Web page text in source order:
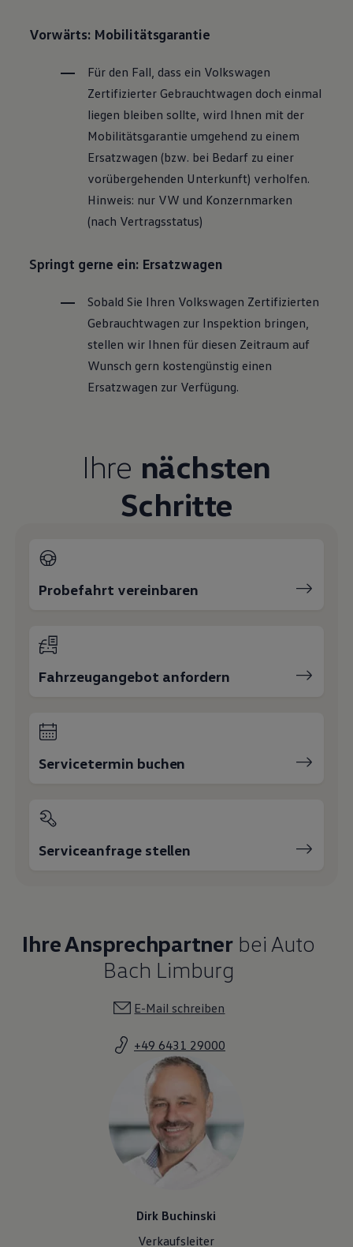
Vorwärts: Mobilitätsgarantie
Für den Fall, dass ein Volkswagen
Zertifizierter Gebrauchtwagen doch einmal
liegen bleiben sollte, wird Ihnen mit der
Mobilitätsgarantie umgehend zu einem
Ersatzwagen (bzw. bei Bedarf zu einer
vorübergehenden Unterkunft) verholfen.
Hinweis: nur VW und Konzernmarken
(nach Vertragsstatus)
Springt gerne ein: Ersatzwagen
Sobald Sie Ihren Volkswagen Zertifizierten
Gebrauchtwagen zur Inspektion bringen,
stellen wir Ihnen für diesen Zeitraum auf
Wunsch gern kostengünstig einen
Ersatzwagen zur Verfügung.
Ihre nächsten
Schritte
Probefahrt vereinbaren
Fahrzeugangebot anfordern
Servicetermin buchen
Serviceanfrage stellen
Ihre Ansprechpartnerbei Auto
Bach Limburg
E-Mail schreiben
+49 6431 29000
Dirk Buchinski
Verkaufsleiter